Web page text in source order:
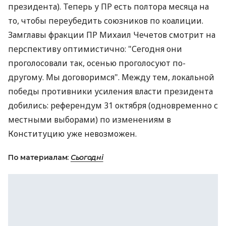
президента). Теперь у ПР есть полтора месяца на
то, чтобы переубедить союзников по коалиции.
Замглавы фракции ПР Михаил Чечетов смотрит на
перспективу оптимистично: "Сегодня они
проголосовали так, осенью проголосуют по-
другому. Мы договоримся". Между тем, локальной
победы противники усиления власти президента
добились: референдум 31 октября (одновременно с
местными выборами) по изменениям в
Конституцию уже невозможен.
По материалам: Сьогодні